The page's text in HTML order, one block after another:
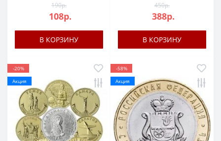
190р.
108р.
В КОРЗИНУ
450р.
388р.
В КОРЗИНУ
-20%
Акция
-58%
Акция